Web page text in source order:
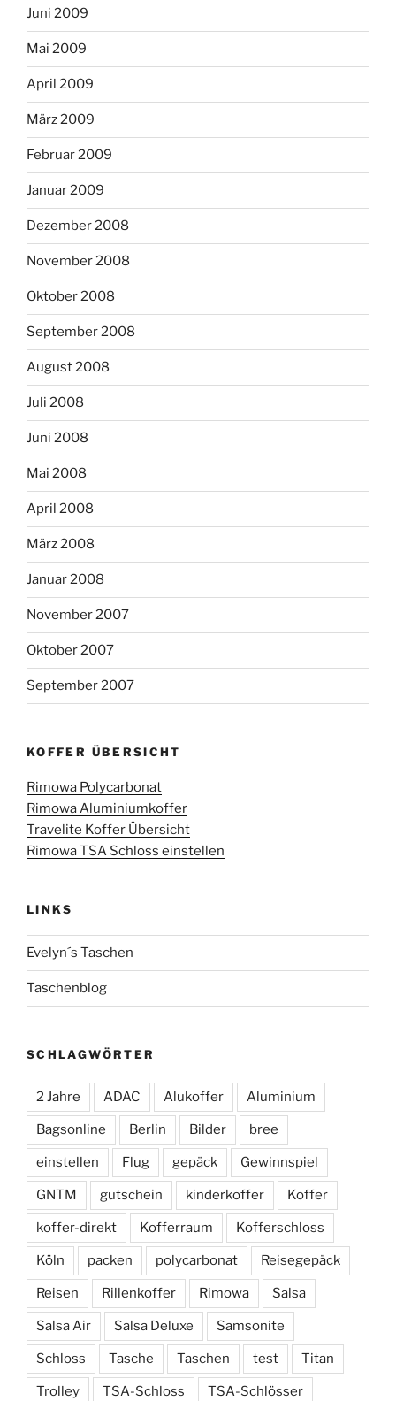
Juni 2009
Mai 2009
April 2009
März 2009
Februar 2009
Januar 2009
Dezember 2008
November 2008
Oktober 2008
September 2008
August 2008
Juli 2008
Juni 2008
Mai 2008
April 2008
März 2008
Januar 2008
November 2007
Oktober 2007
September 2007
KOFFER ÜBERSICHT
Rimowa Polycarbonat
Rimowa Aluminiumkoffer
Travelite Koffer Übersicht
Rimowa TSA Schloss einstellen
LINKS
Evelyn´s Taschen
Taschenblog
SCHLAGWÖRTER
2 Jahre ADAC Alukoffer Aluminium
Bagsonline Berlin Bilder bree
einstellen Flug gepäck Gewinnspiel
GNTM gutschein kinderkoffer Koffer
koffer-direkt Kofferraum Kofferschloss
Köln packen polycarbonat Reisegepäck
Reisen Rillenkoffer Rimowa Salsa
Salsa Air Salsa Deluxe Samsonite
Schloss Tasche Taschen test Titan
Trolley TSA-Schloss TSA-Schlösser